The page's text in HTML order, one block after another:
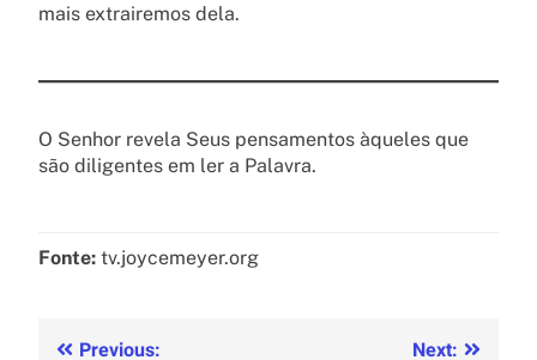
mais extrairemos dela.
O Senhor revela Seus pensamentos àqueles que
são diligentes em ler a Palavra.
Fonte: tv.joycemeyer.org
Previous:
Next: